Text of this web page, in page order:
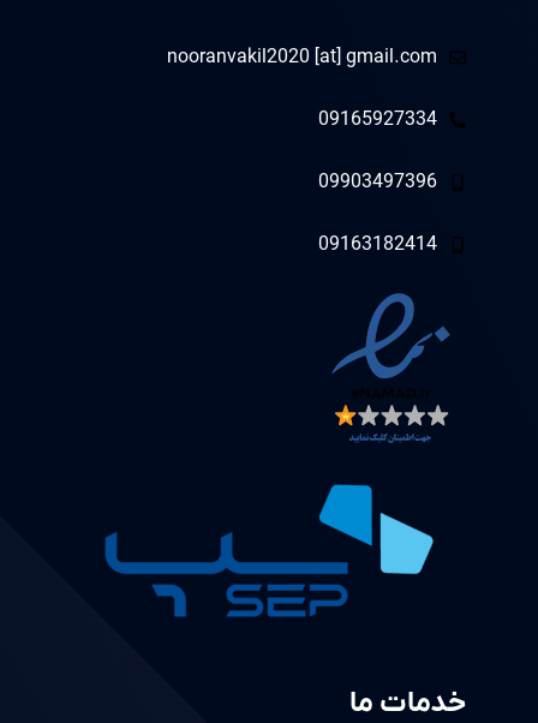
خدمات ما
nooranvakil2020 [at] gmail.com
09165927334
09903497396
09163182414